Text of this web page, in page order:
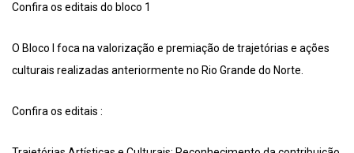
Confira os editais do bloco 1
O Bloco I foca na valorização e premiação de trajetórias e ações
culturais realizadas anteriormente no Rio Grande do Norte.
Confira os editais :